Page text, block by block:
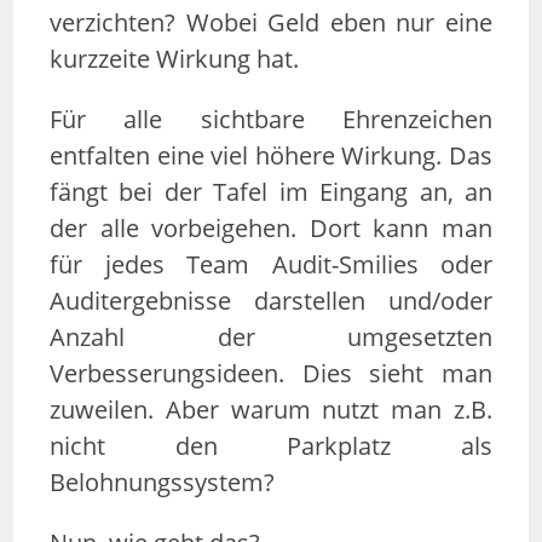
verzichten? Wobei Geld eben nur eine
kurzzeite Wirkung hat.
Für alle sichtbare Ehrenzeichen
entfalten eine viel höhere Wirkung. Das
fängt bei der Tafel im Eingang an, an
der alle vorbeigehen. Dort kann man
für jedes Team Audit-Smilies oder
Auditergebnisse darstellen und/oder
Anzahl der umgesetzten
Verbesserungsideen. Dies sieht man
zuweilen. Aber warum nutzt man z.B.
nicht den Parkplatz als
Belohnungssystem?